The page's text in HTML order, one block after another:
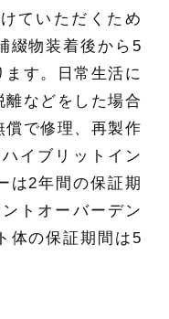
ていただくため
綴物装着後から5
す。日常生活に
などをした場合
償で修理、再製作
イブリットイン
は2年間の保証期
トオーバーデン
体の保証期間は5